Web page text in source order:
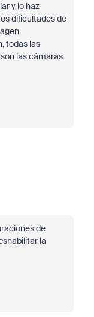
y lo haz
dificultades de
todas las
las cámaras
de
la